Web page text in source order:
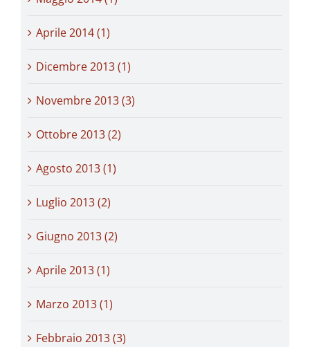
Aprile 2014 (1)
Dicembre 2013 (1)
Novembre 2013 (3)
Ottobre 2013 (2)
Agosto 2013 (1)
Luglio 2013 (2)
Giugno 2013 (2)
Aprile 2013 (1)
Marzo 2013 (1)
Febbraio 2013 (3)